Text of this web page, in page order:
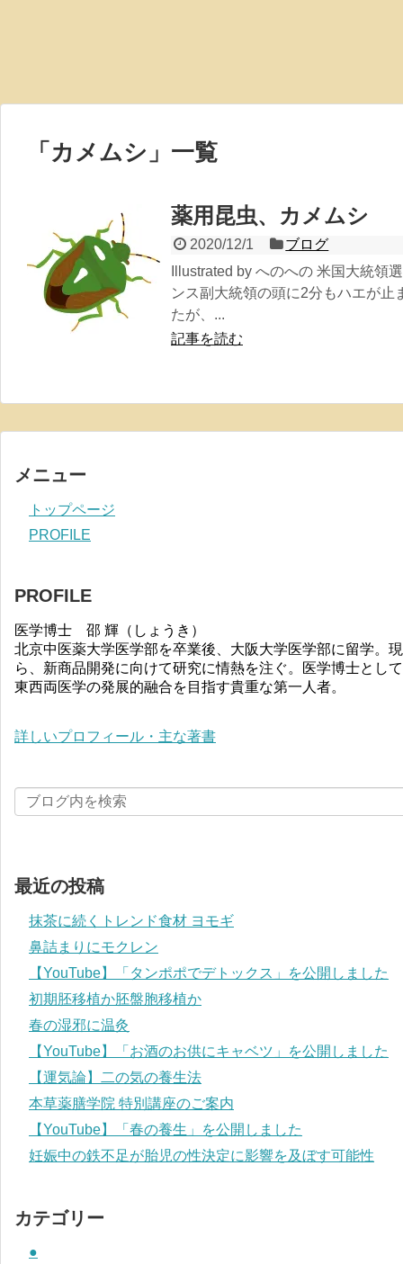
「 カメムシ 」 一覧
薬用昆虫、カメムシ
2020/12/1
ブログ
Illustrated by へのへの 米国大統領
ンス副大統領の頭に2分もハエが
たが、...
記事を読む
メニュー
トップページ
PROFILE
PROFILE
医学博士 邵 輝（しょうき）
北京中医薬大学医学部を卒業後、大阪大学医学部に留学。
ら、新商品開発に向けて研究に情熱を注ぐ。医学博士とし
東西両医学の発展的融合を目指す貴重な第一人者。
詳しいプロフィール・主な著書
最近の投稿
抹茶に続くトレンド食材 ヨモギ
鼻詰まりにモクレン
【YouTube】「タンポポでデトックス」を公開しました
初期胚移植か胚盤胞移植か
春の湿邪に温灸
【YouTube】「お酒のお供にキャベツ」を公開しました
【運気論】二の気の養生法
本草薬膳学院 特別講座のご案内
【YouTube】「春の養生」を公開しました
妊娠中の鉄不足が胎児の性決定に影響を及ぼす可能性
カテゴリー
●